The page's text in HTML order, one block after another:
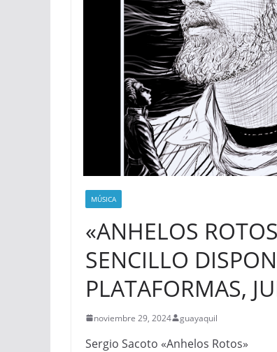
MÚSICA
«ANHELOS
SENCILLO
PLATAFORMAS,
noviembre 29, 2024 guayaquil
Sergio Sacoto «Anhelos Rotos»